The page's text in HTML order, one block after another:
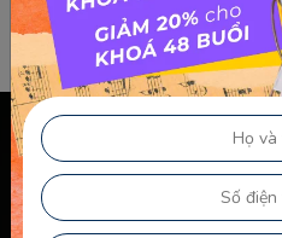
Chính sách & điều khoản
Thông Tin Chủ Sở Hữu Website
Điều Khoản Dành Cho Học Viên Và